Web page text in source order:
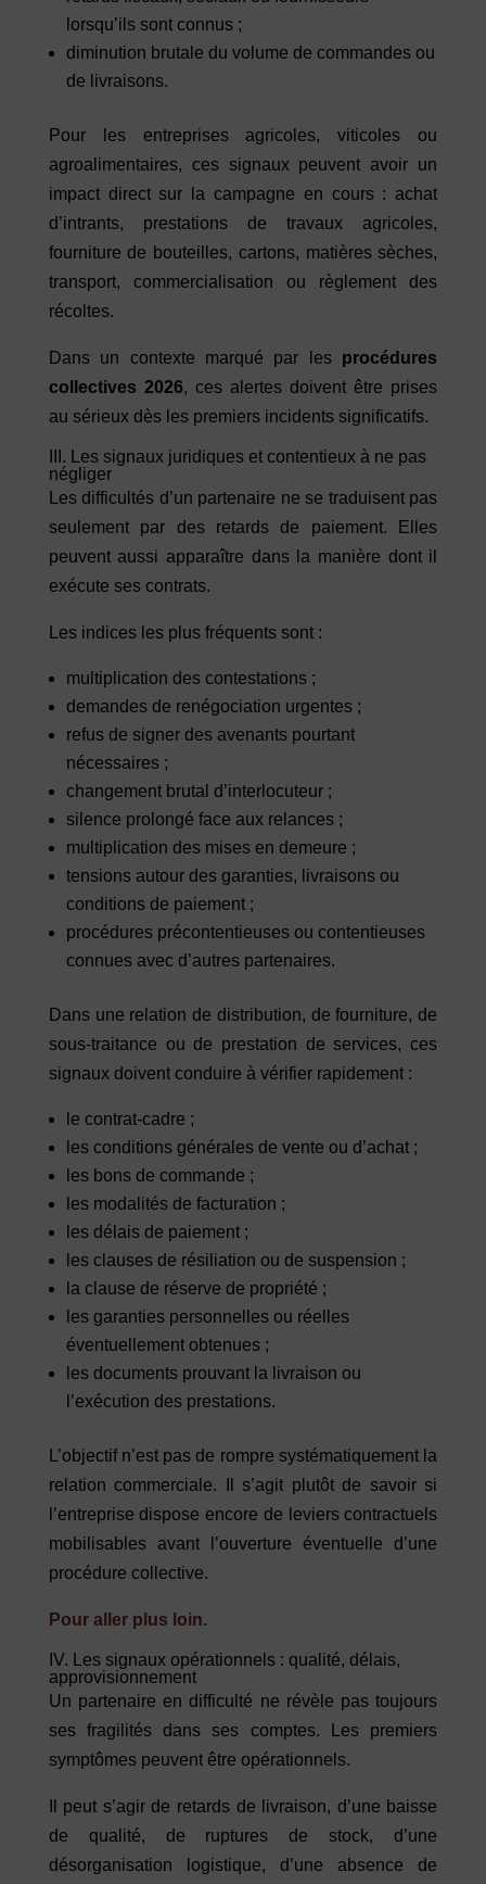
lorsqu’ils sont connus ;
diminution brutale du volume de commandes ou
de livraisons.
Pour les entreprises agricoles, viticoles ou
agroalimentaires, ces signaux peuvent avoir un
impact direct sur la campagne en cours : achat
d’intrants, prestations de travaux agricoles,
fourniture de bouteilles, cartons, matières sèches,
transport, commercialisation ou règlement des
récoltes.
Dans un contexte marqué par les procédures
collectives 2026, ces alertes doivent être prises
au sérieux dès les premiers incidents significatifs.
III. Les signaux juridiques et contentieux à ne pas
négliger
Les difficultés d’un partenaire ne se traduisent pas
seulement par des retards de paiement. Elles
peuvent aussi apparaître dans la manière dont il
exécute ses contrats.
Les indices les plus fréquents sont :
multiplication des contestations ;
demandes de renégociation urgentes ;
refus de signer des avenants pourtant
nécessaires ;
changement brutal d’interlocuteur ;
silence prolongé face aux relances ;
multiplication des mises en demeure ;
tensions autour des garanties, livraisons ou
conditions de paiement ;
procédures précontentieuses ou contentieuses
connues avec d’autres partenaires.
Dans une relation de distribution, de fourniture, de
sous-traitance ou de prestation de services, ces
signaux doivent conduire à vérifier rapidement :
le contrat-cadre ;
les conditions générales de vente ou d’achat ;
les bons de commande ;
les modalités de facturation ;
les délais de paiement ;
les clauses de résiliation ou de suspension ;
la clause de réserve de propriété ;
les garanties personnelles ou réelles
éventuellement obtenues ;
les documents prouvant la livraison ou
l’exécution des prestations.
L’objectif n’est pas de rompre systématiquement la
relation commerciale. Il s’agit plutôt de savoir si
l’entreprise dispose encore de leviers contractuels
mobilisables avant l’ouverture éventuelle d’une
procédure collective.
Pour aller plus loin.
IV. Les signaux opérationnels : qualité, délais,
approvisionnement
Un partenaire en difficulté ne révèle pas toujours
ses fragilités dans ses comptes. Les premiers
symptômes peuvent être opérationnels.
Il peut s’agir de retards de livraison, d’une baisse
de qualité, de ruptures de stock, d’une
désorganisation logistique, d’une absence de